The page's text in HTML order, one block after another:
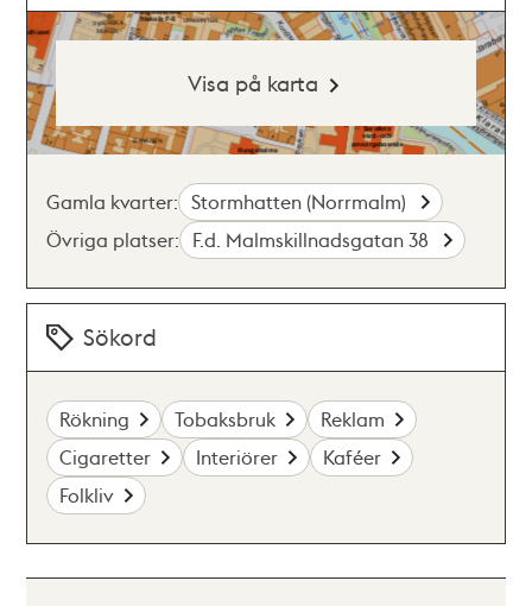
Visa på karta
Gamla kvarter: Stormhatten (Norrmalm)
Övriga platser: F.d. Malmskillnadsgatan 38
Sökord
Rökning Tobaksbruk
Reklam
Cigaretter
Interiörer
Kaféer
Folkliv